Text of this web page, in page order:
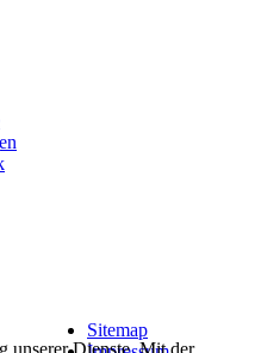
Sitemap
unserer Dienste. Mit der